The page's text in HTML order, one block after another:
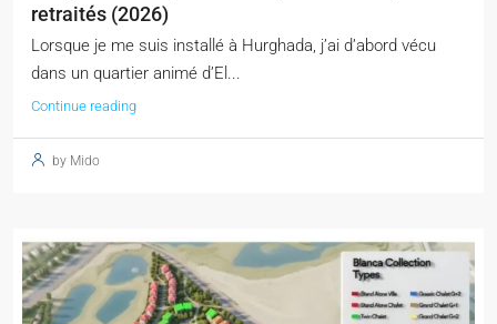
retraités (2026)
Lorsque je me suis installé à Hurghada, j’ai d’abord vécu
dans un quartier animé d’El...
Continue reading
by Mido